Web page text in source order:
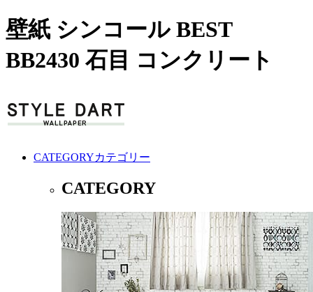
壁紙 シンコール BEST
BB2430 石目 コンクリート
CATEGORYカテゴリー
CATEGORY